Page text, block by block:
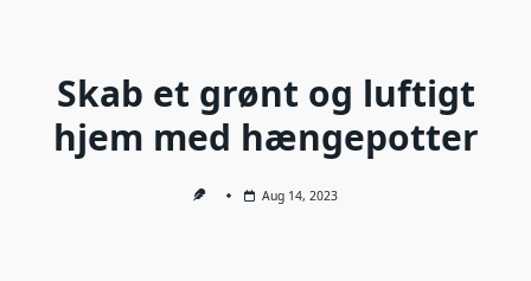
Skab et grønt og luftigt
hjem med hængepotter
Aug 14, 2023